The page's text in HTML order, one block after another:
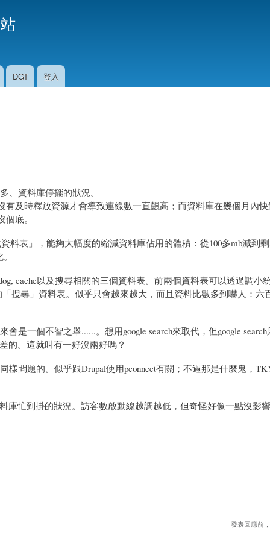
DGT 登入
、資料庫停擺的狀況。
及時釋放資源才會導致連線數一直飆高；而資料庫在幾個月內
底。
料表」，能夠大幅度的縮減資料庫佔用的體積：從100多mb減到
cache以及搜尋相關的三個資料表。前兩個資料表可以透過調小
搜尋」資料表。似乎只會越來越大，而且資料比數多到嚇人：六
是一個不智之舉......。想用google search來取代，但google
的。這就叫有一好沒兩好嗎？
問題的。似乎跟Drupal使用pconnect有關；不過那是什麼鬼，
庫忙到掛的狀況。訪客數啟動線越調越低，但奇怪好像一點沒影
發表回應前